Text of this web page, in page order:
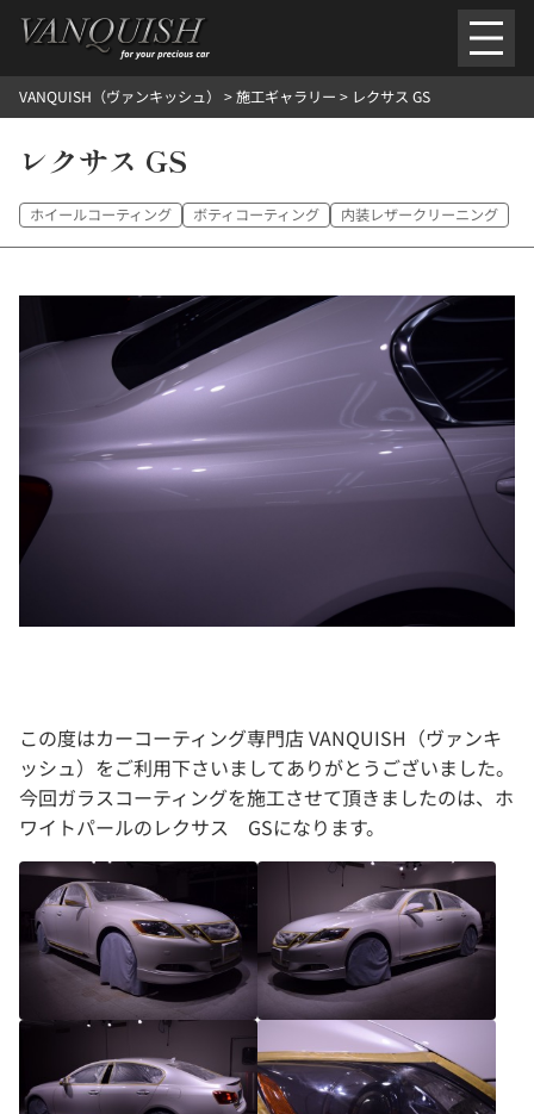
を
ごあいさつ 会社案内施工環境紹介所在地
外装のガラスコーティング施工料金
ヘッドライトクリーニング施工料金ルームクリーニング＆コーティング施工料金
樹脂・メッシュパーツコーティング施工料金
ウインド水染み除去 ＆ 撥水施工料金塩害 防錆対策デントリペア
施工ギャラリー
NOSTALGIC
お客さまの声 お問い合わせ施工のご予約
VANQUISH（ヴァンキッシュ） >施工ギャラリー > レクサス GS
レクサス GS
ホイールコーティング ボティコーティング 内装レザークリーニング
この度はカーコーティング専門店 VANQUISH（ヴァンキ
ッシュ）をご利用下さいましてありがとうございました。
今回ガラスコーティングを施工させて頂きましたのは、ホ
ワイトパールのレクサス GSになります。